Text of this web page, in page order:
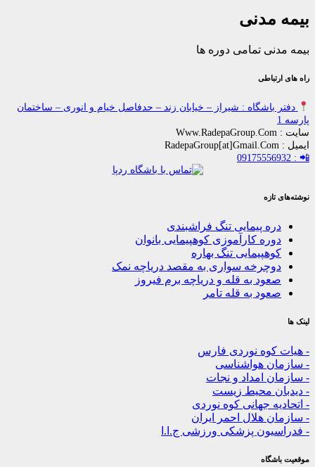
تمامی دوره ها
: شیراز – خیابان زند – حدفاصل خیام و انوری – ساختمان
پیمایی تنگ فراشبندی
کارآموزی کوهپیمایی بانوان
تنگ بهاره
سواری به مقصد دریاچه نمک
به قله و دریاچه برم فیروز
به قله تامر
نوردی فارس
هواشناسی
امداد و نجات
محیط زیست
جهانی کوه نوردی
هلال احمر ایران
پزشکی ورزشی ج.ا.ا